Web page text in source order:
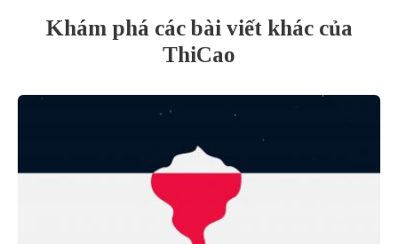
Khám phá các bài viết khác của
ThiCao